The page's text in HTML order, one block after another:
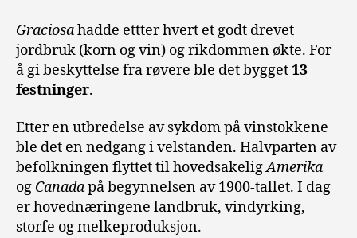
Graciosahadde ettter hvert et godt drevet
jordbruk (korn og vin) og rikdommen økte. For
å gi beskyttelse fra røvere ble det bygget13
festninger.
Etter en utbredelse av sykdom på vinstokkene
ble det en nedgang i velstanden. Halvparten av
befolkningen flyttet til hovedsakeligAmerika
og Canadapå begynnelsen av 1900-tallet. I dag
er hovednæringene landbruk, vindyrking,
storfe og melkeproduksjon.